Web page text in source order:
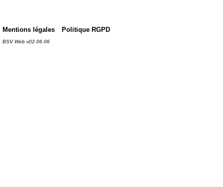
Mentions légales Politique RGPD
BSV Web v02.06.06